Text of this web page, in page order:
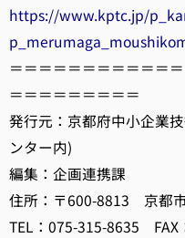
https://www.kptc.jp/
＝＝＝＝＝＝＝＝＝＝＝
＝＝＝＝＝＝＝＝＝
発行元：京都府中小企業
ンター内)
編集：企画連携課
住所：〒600-8813 京都
TEL：075-315-8635 FAX